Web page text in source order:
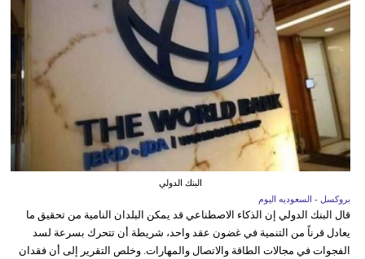
البنك الدولي
بروكسل - السعوديه اليوم
قال البنك الدولي إن الذكاء الاصطناعي قد يمكن البلدان النامية من تحقيق ما
يعادل قرناً من التنمية في غضون عقد واحد، شريطة أن تتحرك بسرعة لسد
الفجوات في مجالات الطاقة والاتصال والمهارات. وخلص التقرير إلى أن فقدان